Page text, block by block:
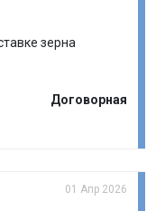
зерна
Договорная
01 Апр 2026